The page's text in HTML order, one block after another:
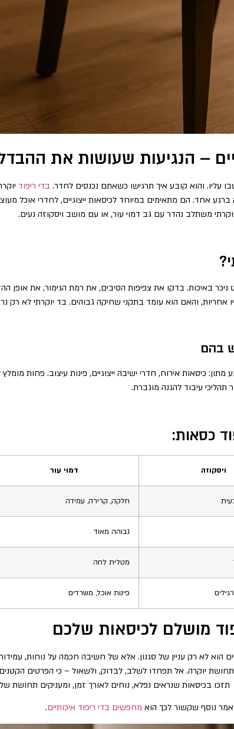
– הנגיעות שעושות את
עליו. והוא קובע איך תרגישו כשאתם נכנסים לחדר. בדי ריפוד
אחד. הם מתאימים במיוחד לכיסאות ייצוגיים, לחדרי אוכל
משתלב נהדר עם גב דמוי עור, או עם מושב ויסקוזה נעים.
ניכר באיכות. בדקו את צפיפות הסיבים, את רמת הגימור, את
והאם הוא עומד בתקני שחיקה גבוהים. בד יוקרתי לא רק
בהם
כיסאות אירוח, חדרי ישיבה ייצוגיים, פינות עיצוב. פחות
עיבוד להגנה מוגברת.
כסאות:
ויסקוזה דמוי עור
חלקה, קרירה, עמידה
גבוהה מאוד
מטלית לחה
פינות אוכל, משרדים
מושלם לכיסאות שלכם
הוא לא רק עניין של סגנון. אלא של חשיבה חכמה על נוחות,
תחושת יוקרה. אל תפחדו לשלב, לבדוק, ולשאול – כי הפרטים
תזכו בכיסאות שנראים נפלא, נוחים לאורך זמן, ומעניקים
נוסף שקשור לכך הוא מחפשים בדי ריפוד איכותיים.